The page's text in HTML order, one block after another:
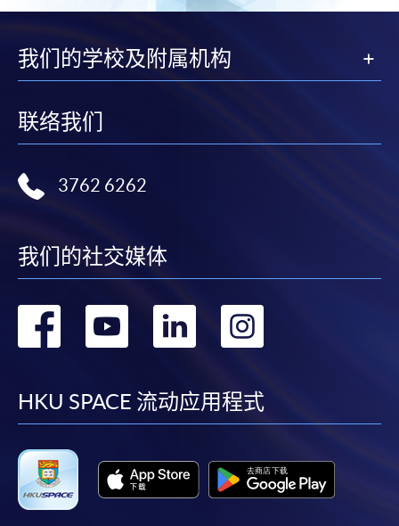
我们的学校及附属机构
联络我们
3762 6262
我们的社交媒体
转
facebook
转
youtube
转
linkedin
转
HKU SPACE 流动应用程式